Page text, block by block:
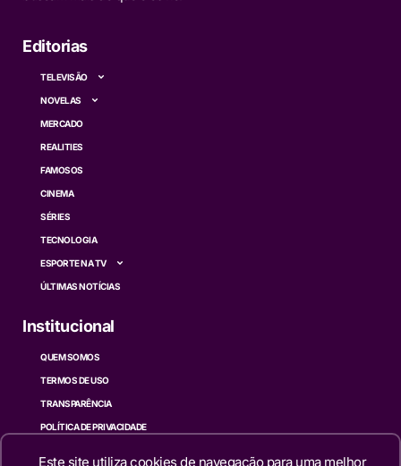
Editorias
TELEVISÃO
NOVELAS
MERCADO
REALITIES
FAMOSOS
CINEMA
SÉRIES
TECNOLOGIA
ESPORTE NA TV
ÚLTIMAS NOTÍCIAS
Institucional
QUEM SOMOS
TERMOS DE USO
TRANSPARÊNCIA
POLÍTICA DE PRIVACIDADE
Este site utiliza cookies de navegação para uma melhor